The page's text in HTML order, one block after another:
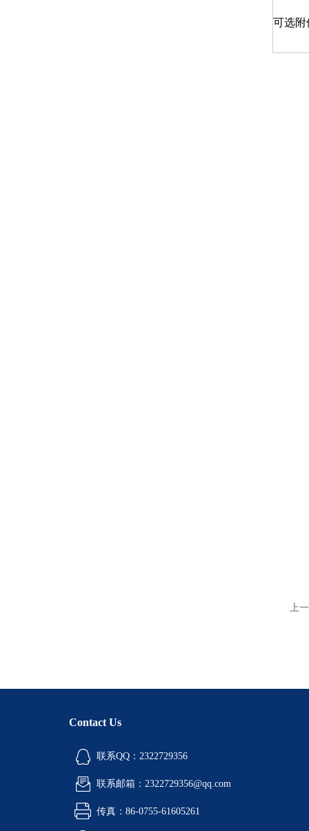
可选附
上
Contact Us
联系QQ：2322729356
联系邮箱：2322729356@qq.com
传真：86-0755-61605261